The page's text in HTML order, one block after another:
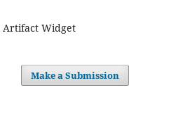
Artifact Widget
Make a Submission